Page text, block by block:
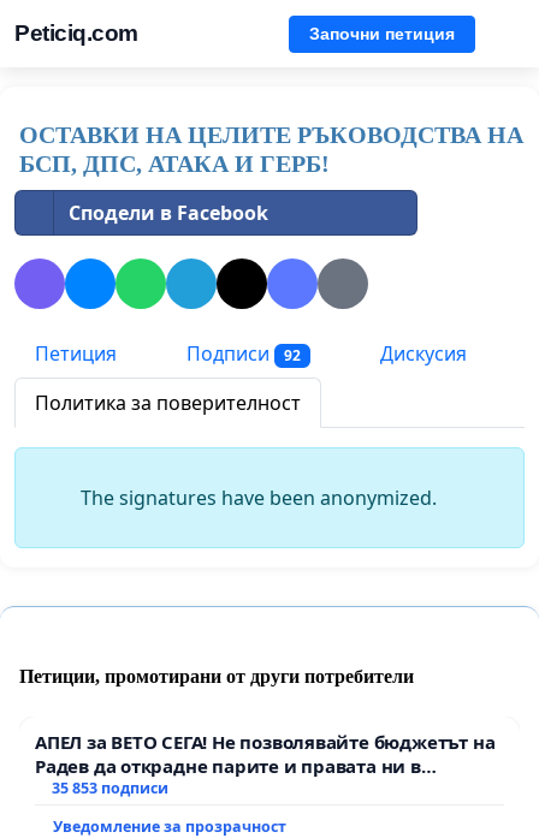
Peticiq.com Започни петиция
ОСТАВКИ НА ЦЕЛИТЕ РЪКОВОДСТВА НА
БСП, ДПС, АТАКА И ГЕРБ!
Сподели в Facebook
Петиция Подписи 92
Дискусия
Политика за поверителност
The signatures have been anonymized.
Петиции, промотирани от други потребители
АПЕЛ за ВЕТО СЕГА! Не позволявайте бюджетът на
Радев да открадне парите и правата ни в
тъмното
35 853 подписи
Уведомление за прозрачност